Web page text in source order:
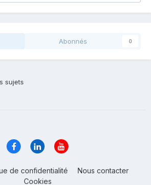
Abonnés 0
sujets
de confidentialité
Nous contacter
Cookies